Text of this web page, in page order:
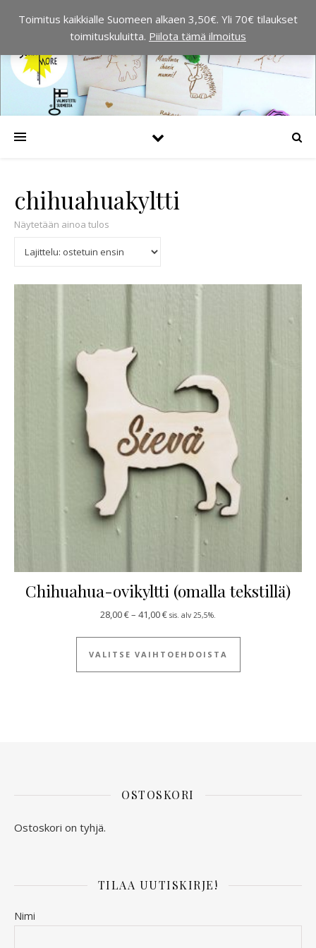
chihuahuakyltti
Näytetään ainoa tulos
Chihuahua-ovikyltti (omalla tekstillä)
28,00€– 41,00€Hintaluokka: 28,00 € - 41,00 €
sis. alv 25,5%.
VALITSE VAIHTOEHDOISTA
Tällä tuotteella
OSTOSKORI
Ostoskori on tyhjä.
TILAA UUTISKIRJE!
Nimi
Toimitus kaikkialle Suomeen alkaen 3,50€. Yli 70€ tilaukset
toimituskuluitta. Piilota tämä ilmoitus